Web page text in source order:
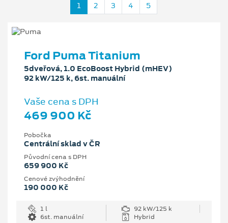
1 2 3 4 5
Ford Puma Titanium
5dveřová, 1.0 EcoBoost Hybrid (mHEV)
92 kW/125 k, 6st. manuální
Vaše cena s DPH
469 900 Kč
Pobočka
Centrální sklad v ČR
Původní cena s DPH
659 900 Kč
Cenové zvýhodnění
190 000 Kč
1 l
92 kW/125 k
6st. manuální
Hybrid